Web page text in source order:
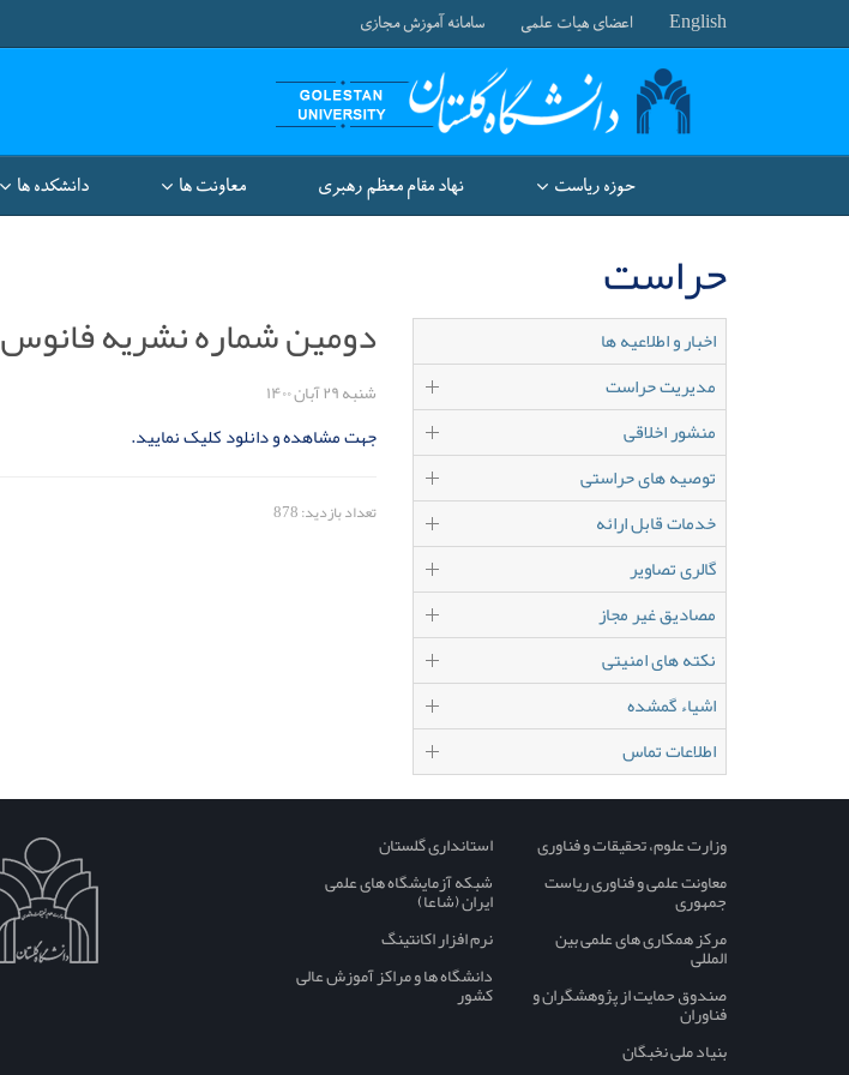
English اعضای هیات علمی سامانه آموزش مجازی
حوزه ریاست نهاد مقام معظم رهبری معاونت‌ ها دانشکده ها
حراست
اخبار و اطلاعیه ها
مدیریت حراست
منشور اخلاقی
توصیه های حراستی
خدمات قابل ارائه
گالری تصاویر
مصادیق غیر مجاز
نکته های امنیتی
اشیاء گمشده
اطلاعات تماس
دومین شماره نشریه فانوس
شنبه ۲۹ آبان ۱۴۰۰
جهت مشاهده و دانلود کلیک نمایید.
تعداد بازدید: 878
وزارت علوم، تحقیقات و فناوری
معاونت علمی و فناوری ریاست
جمهوری
مرکز همکاری های علمی بین
المللی
صندوق حمایت از پژوهشگران و
فناوران
بنیاد ملی نخبگان
استانداری گلستان
شبکه آزمایشگاه های علمی
ایران (شاعا)
نرم افزار اکانتینگ
دانشگاه ها و مراکز آموزش عالی
کشور